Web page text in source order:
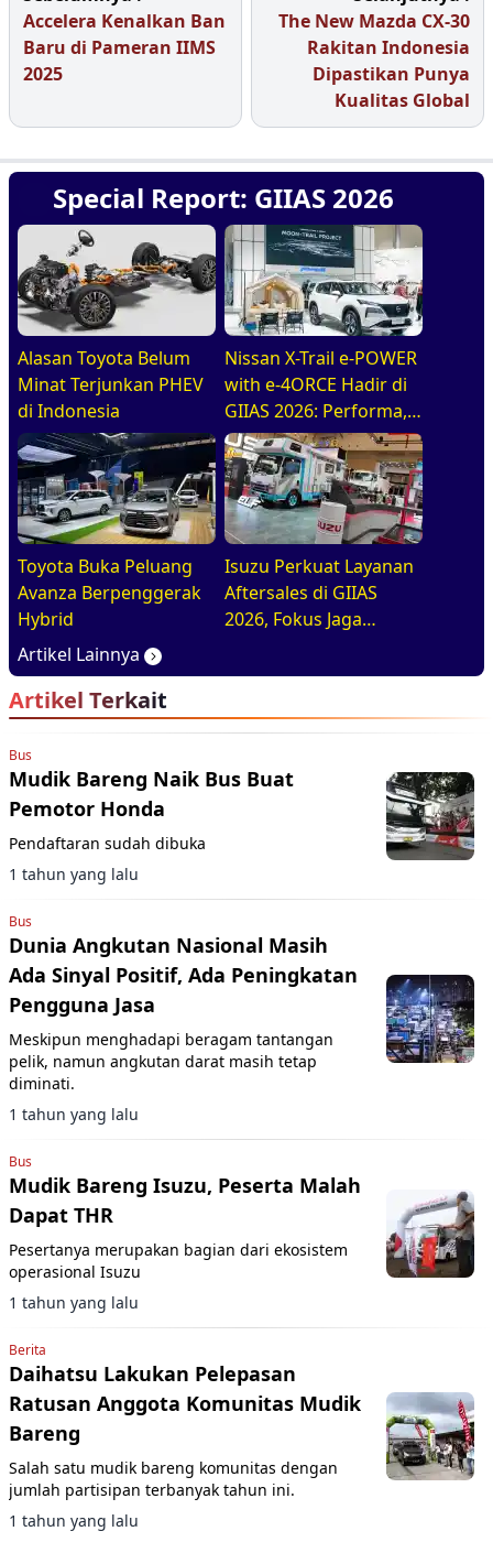
Accelera Kenalkan Ban
Baru di Pameran IIMS
2025
The New Mazda CX-30
Rakitan Indonesia
Dipastikan Punya
Kualitas Global
Special Report: GIIAS 2026
Alasan Toyota Belum
Minat Terjunkan PHEV
di Indonesia
Nissan X-Trail e-POWER
with e-4ORCE Hadir di
GIIAS 2026: Performa,
Kenyamanan, dan
Teknologi Elektrifikasi
dalam Satu Paket
Toyota Buka Peluang
Avanza Berpenggerak
Hybrid
Isuzu Perkuat Layanan
Aftersales di GIIAS
2026, Fokus Jaga
Artikel Lainnya
Artikel Terkait
Bus
Mudik Bareng Naik Bus Buat
Pemotor Honda
Pendaftaran sudah dibuka
1 tahun yang lalu
Bus
Dunia Angkutan Nasional Masih
Ada Sinyal Positif, Ada Peningkatan
Pengguna Jasa
Meskipun menghadapi beragam tantangan
pelik, namun angkutan darat masih tetap
diminati.
1 tahun yang lalu
Bus
Mudik Bareng Isuzu, Peserta Malah
Dapat THR
Pesertanya merupakan bagian dari ekosistem
operasional Isuzu
1 tahun yang lalu
Berita
Daihatsu Lakukan Pelepasan
Ratusan Anggota Komunitas Mudik
Bareng
Salah satu mudik bareng komunitas dengan
jumlah partisipan terbanyak tahun ini.
1 tahun yang lalu